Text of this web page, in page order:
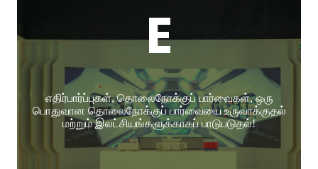
E
எதிர்பார்ப்புகள், தொலைநோக்குப் பார்வைகள், ஒரு
பொதுவான தொலைநோக்குப் பார்வையை உருவாக்குதல்
மற்றும் இலட்சியங்களுக்காகப் பாடுபடுதல்!